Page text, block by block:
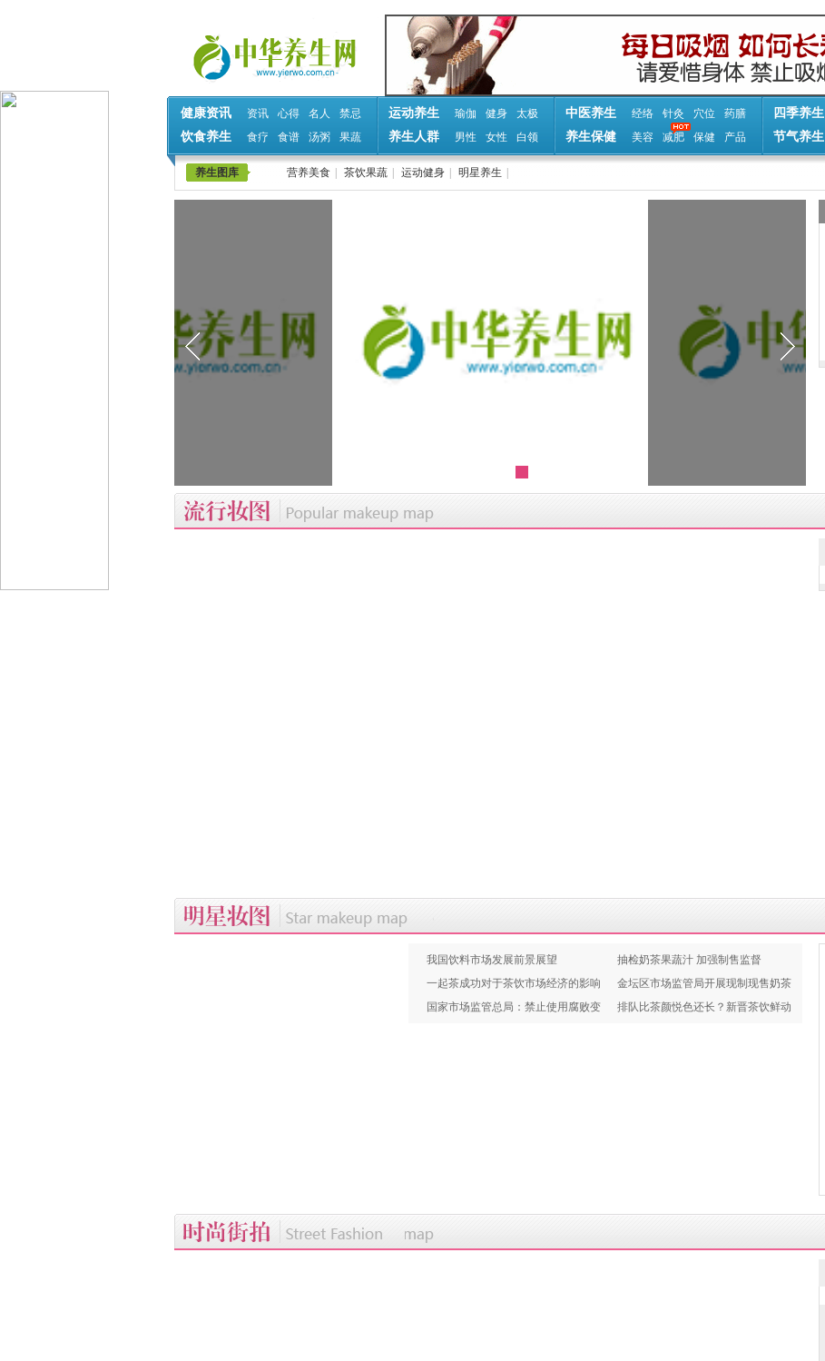
健康资讯 资讯 心得 名人 禁忌
饮食养生 食疗 食谱 汤粥 果蔬
运动养生 瑜伽 健身 太极
养生人群 男性 女性 白领
中医养生 经络 针灸 穴位 药膳
养生保健 美容 减肥 保健 产品
四季养生
节气养生
养生图库 营养美食 茶饮果蔬 运动健身 明星养生
我国饮料市场发展前景展望
抽检奶茶果蔬汁 加强制售监督
一起茶成功对于茶饮市场经济的影响
金坛区市场监管局开展现制现售奶茶
果蔬汁监督检查
国家市场监管总局：禁止使用腐败变
排队比茶颜悦色还长？新晋茶饮鲜动